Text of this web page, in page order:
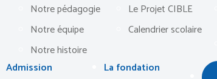
Notre pédagogie
Notre équipe
Notre histoire
Le Projet CIBLE
Calendrier scolaire
Admission
La fondation